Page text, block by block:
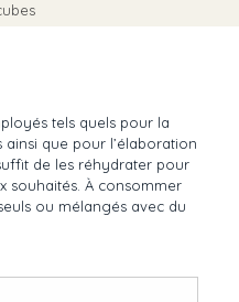
tels quels pour la
que pour l’élaboration
de les réhydrater pour
souhaités. À consommer
ou mélangés avec du